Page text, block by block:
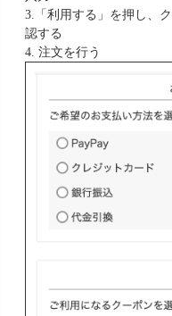
3.「利用する」を押し、
認する
4. 注文を行う